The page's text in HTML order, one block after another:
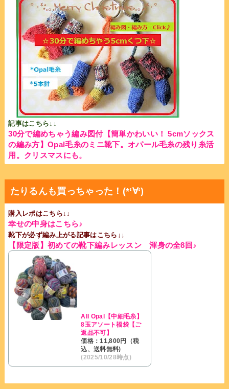
記事はこちら↓↓
30分で編めちゃう編み図付【簡単かわいい！ 5cmソックス
の編み方】Opal毛糸のミニ靴下。オパール毛糸の残り糸活
用。クリスマスにも。
たりるんも買っちゃった！(*‘∀‘)
購入レポはこちら↓↓
幸せの中身はこちら♪
靴下が必ず編み上がる記事はこちら↓↓
【限定版】初めての靴下編みレッスン 渾身の全8回♪
All Opal【中細毛糸】
8玉アソート福袋【ご
返品不可】
価格：11,800円（税
込、送料無料)
(2025/10/28時点)